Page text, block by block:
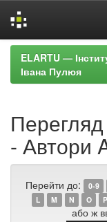
Skip
navigation
ELARTU —
Івана Пулюя
- Автори
Перейти до: 0-9
L
M N O P
або ж